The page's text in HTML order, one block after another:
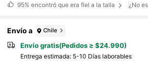
95% encontró que era fiel a la talla ¿No
Envío a Chile
Envío gratis(Pedidos ≥ $24.990)
Entrega estimada: 5-10 Días laborables